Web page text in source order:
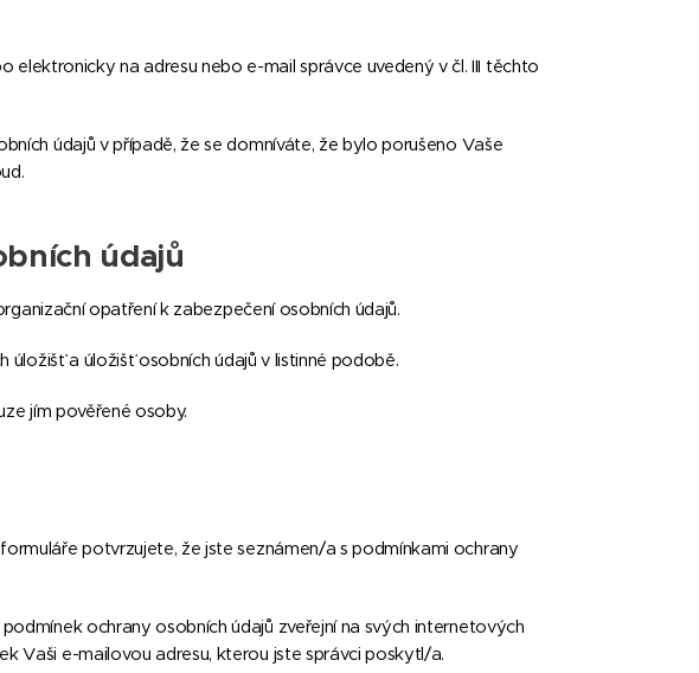
elektronicky na adresu nebo e-mail správce uvedený v čl. III těchto
údajů v případě, že se domníváte, že bylo porušeno Vaše
údajů
opatření k zabezpečení osobních údajů.
a úložišť osobních údajů v listinné podobě.
jím pověřené osoby.
potvrzujete, že jste seznámen/a s podmínkami ochrany
ochrany osobních údajů zveřejní na svých internetových
Vaši e-mailovou adresu, kterou jste správci poskytl/a.